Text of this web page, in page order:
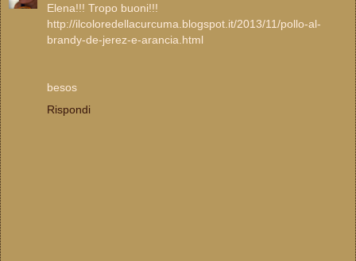
Elena!!! Tropo buoni!!!
http://ilcoloredellacurcuma.blogspot.it/2013/11/pollo-al-
brandy-de-jerez-e-arancia.html
besos
Rispondi